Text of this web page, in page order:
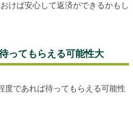
けば安心して返済ができるかもし
ってもらえる可能性大
度であれば待ってもらえる可能性